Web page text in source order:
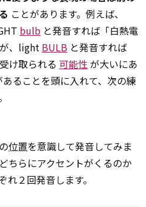
ことがあります。例えば、
bulb と発音すれば「白熱電
、light BULB と発音すれば
け取られる 可能性が大いにあ
あることを頭に入れて、次の練
位置を意識して発音してみま
ちらにアクセントがくるのか
２回発音します。